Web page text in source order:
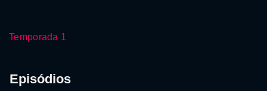
Temporada 1
Episódios